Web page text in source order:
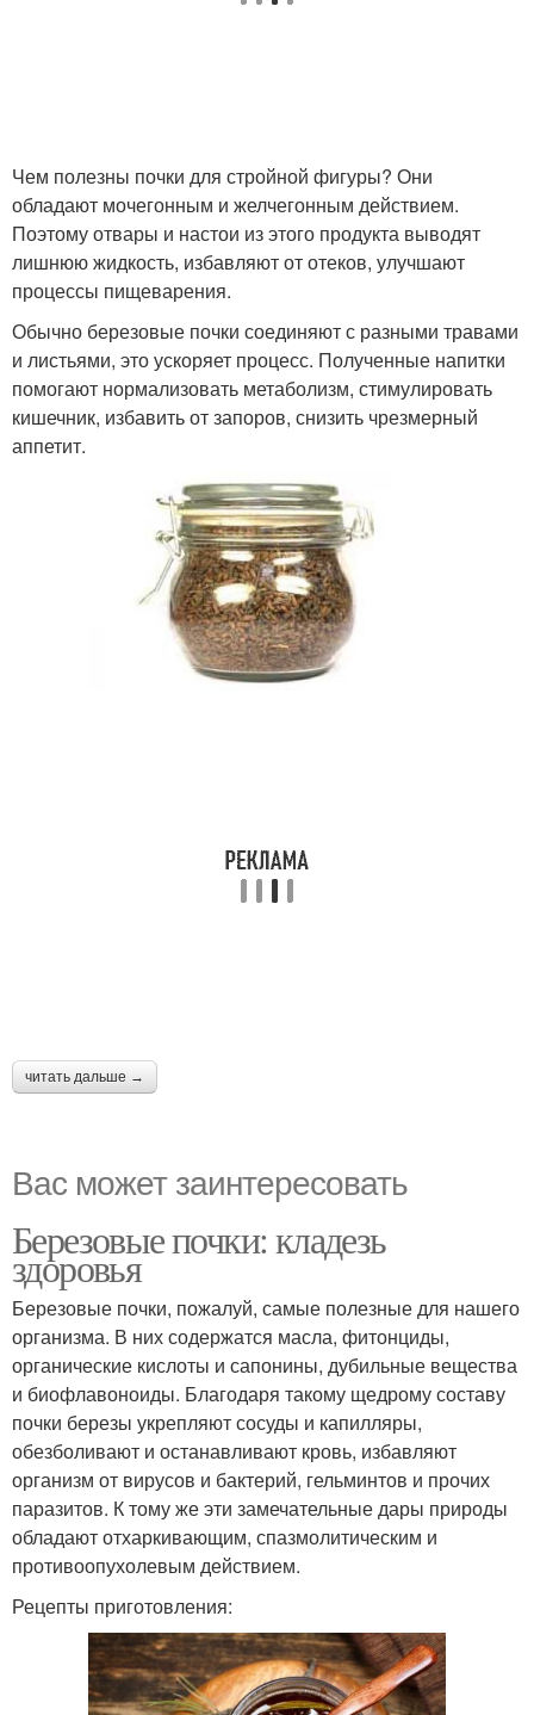
Чем полезны почки для стройной фигуры? Они
обладают мочегонным и желчегонным действием.
Поэтому отвары и настои из этого продукта выводят
лишнюю жидкость, избавляют от отеков, улучшают
процессы пищеварения.
Обычно березовые почки соединяют с разными травами
и листьями, это ускоряет процесс. Полученные напитки
помогают нормализовать метаболизм, стимулировать
кишечник, избавить от запоров, снизить чрезмерный
аппетит.
читать дальше →
Вас может заинтересовать
Березовые почки: кладезь
здоровья
Березовые почки, пожалуй, самые полезные для нашего
организма. В них содержатся масла, фитонциды,
органические кислоты и сапонины, дубильные вещества
и биофлавоноиды. Благодаря такому щедрому составу
почки березы укрепляют сосуды и капилляры,
обезболивают и останавливают кровь, избавляют
организм от вирусов и бактерий, гельминтов и прочих
паразитов. К тому же эти замечательные дары природы
обладают отхаркивающим, спазмолитическим и
противоопухолевым действием.
Рецепты приготовления: